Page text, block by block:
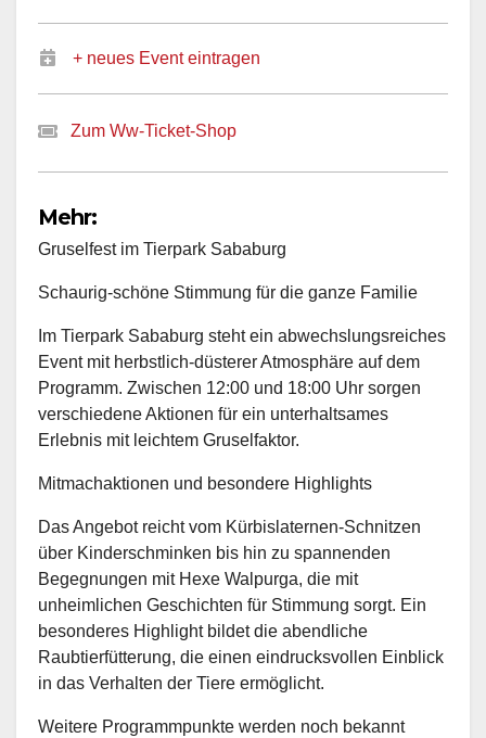
+ neues Event eintragen
Zum Ww-Ticket-Shop
Mehr:
Gruselfest im Tierpark Sababurg
Schaurig-schöne Stimmung für die ganze Familie
Im Tierpark Sababurg steht ein abwechslungsreiches
Event mit herbstlich-düsterer Atmosphäre auf dem
Programm. Zwischen 12:00 und 18:00 Uhr sorgen
verschiedene Aktionen für ein unterhaltsames
Erlebnis mit leichtem Gruselfaktor.
Mitmachaktionen und besondere Highlights
Das Angebot reicht vom Kürbislaternen-Schnitzen
über Kinderschminken bis hin zu spannenden
Begegnungen mit Hexe Walpurga, die mit
unheimlichen Geschichten für Stimmung sorgt. Ein
besonderes Highlight bildet die abendliche
Raubtierfütterung, die einen eindrucksvollen Einblick
in das Verhalten der Tiere ermöglicht.
Weitere Programmpunkte werden noch bekannt